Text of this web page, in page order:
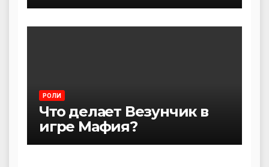
РОЛИ
Что делает Везунчик в
игре Мафия?